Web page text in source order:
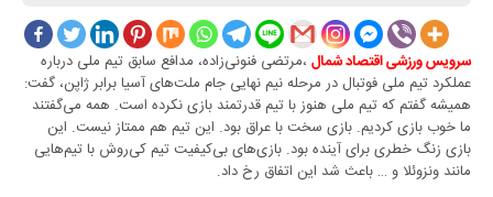
سرویس ورزشی اقتصاد شمال ،مرتضی فنونی‌زاده، مدافع سابق تیم ملی درباره
عملکرد تیم ملی فوتبال در مرحله نیم نهایی جام ملت‌های آسیا برابر ژاپن، گفت:
همیشه گفتم که تیم ملی هنوز با تیم قدرتمند بازی نکرده است. همه می‌گفتند
ما خوب بازی کردیم. بازی سخت با عراق بود. این تیم هم ممتاز نیست. این
بازی زنگ خطری برای آینده بود. بازی‌های بی‌کیفیت تیم کی‌روش با تیم‌هایی
مانند ونزوئلا و … باعث شد این اتفاق رخ داد.